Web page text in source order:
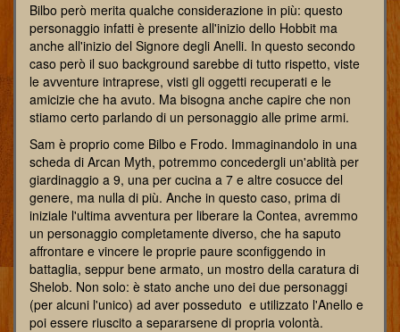
Bilbo però merita qualche considerazione in più: questo
personaggio infatti è presente all'inizio dello Hobbit ma
anche all'inizio del Signore degli Anelli. In questo secondo
caso però il suo background sarebbe di tutto rispetto, viste
le avventure intraprese, visti gli oggetti recuperati e le
amicizie che ha avuto. Ma bisogna anche capire che non
stiamo certo parlando di un personaggio alle prime armi.
Sam è proprio come Bilbo e Frodo. Immaginandolo in una
scheda di Arcan Myth, potremmo concedergli un'ablità per
giardinaggio a 9, una per cucina a 7 e altre cosucce del
genere, ma nulla di più. Anche in questo caso, prima di
iniziale l'ultima avventura per liberare la Contea, avremmo
un personaggio completamente diverso, che ha saputo
affrontare e vincere le proprie paure sconfiggendo in
battaglia, seppur bene armato, un mostro della caratura di
Shelob. Non solo: è stato anche uno dei due personaggi
(per alcuni l'unico) ad aver posseduto e utilizzato l'Anello e
poi essere riuscito a separarsene di propria volontà.